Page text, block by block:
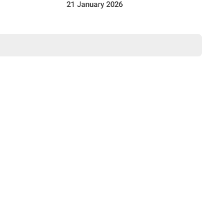
21 January 2026